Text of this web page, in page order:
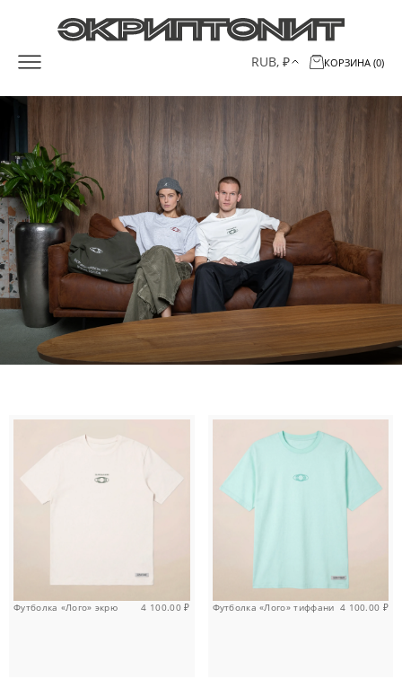
МЕНЮИНФОРМАЦИЯ
RUB, ₽ КОРЗИНА (0)
Футболка «Лого» экрю 4 100.00₽ Футболка «Лого» тиффани 4 100.00 ₽